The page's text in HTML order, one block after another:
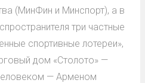
(МинФин и Минспорт), а в
три частные
спортивные лотереи»,
дом «Столото» —
— Арменом